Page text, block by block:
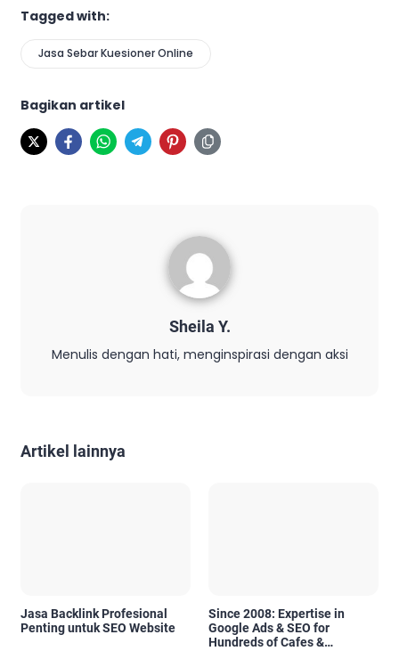
Tagged with:
Jasa Sebar Kuesioner Online
Bagikan artikel
Sheila Y.
Menulis dengan hati, menginspirasi dengan aksi
Artikel lainnya
Jasa Backlink Profesional
Penting untuk SEO Website
Since 2008: Expertise in
Google Ads & SEO for
Hundreds of Cafes &